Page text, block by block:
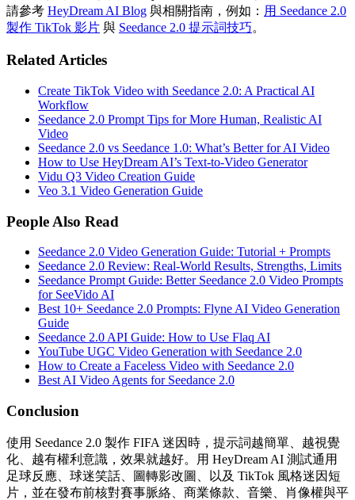
請參考 HeyDream AI Blog 與相關指南，例如： 用 Seedance 2.0
製作 TikTok 影片 與 Seedance 2.0 提示詞技巧。
Related Articles
Create TikTok Video with Seedance 2.0: A Practical AI
Workflow
Seedance 2.0 Prompt Tips for More Human, Realistic AI
Video
Seedance 2.0 vs Seedance 1.0: What’s Better for AI Video
How to Use HeyDream AI’s Text-to-Video Generator
Vidu Q3 Video Creation Guide
Veo 3.1 Video Generation Guide
People Also Read
Seedance 2.0 Video Generation Guide: Tutorial + Prompts
Seedance 2.0 Review: Real-World Results, Strengths, Limits
Seedance Prompt Guide: Better Seedance 2.0 Video Prompts
for SeeVido AI
Best 10+ Seedance 2.0 Prompts: Flyne AI Video Generation
Guide
Seedance 2.0 API Guide: How to Use Flaq AI
YouTube UGC Video Generation with Seedance 2.0
How to Create a Faceless Video with Seedance 2.0
Best AI Video Agents for Seedance 2.0
Conclusion
使用 Seedance 2.0 製作 FIFA 迷因時，提示詞越簡單、越視覺
化、越有權利意識，效果就越好。用 HeyDream AI 測試通用
足球反應、球迷笑話、圖轉影改圖、以及 TikTok 風格迷因短
片，並在發布前核對賽事脈絡、商業條款、音樂、肖像權與平